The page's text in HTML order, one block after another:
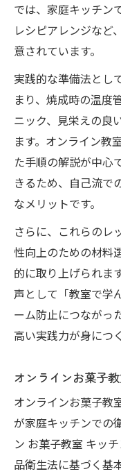
では、家庭キッチン
レシピアレンジなど
意されています。
実践的な準備法とし
まり、焼成時の温度
ニック、見栄えの良
ます。オンライン教
た手順の解説が中心
きるため、自己流で
なメリットです。
さらに、これらのレ
性向上のための材料
的に取り上げられま
声として「教室で学
ーム防止につながっ
高い実践力が身につ
オンラインお菓子
オンラインお菓子教
が家庭キッチンでの
ン お菓子教室 キッ
品衛生法に基づく基